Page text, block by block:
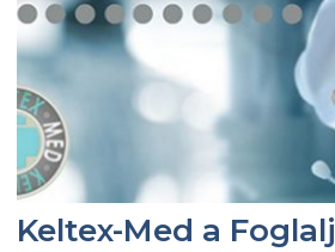
Keltex-Med a